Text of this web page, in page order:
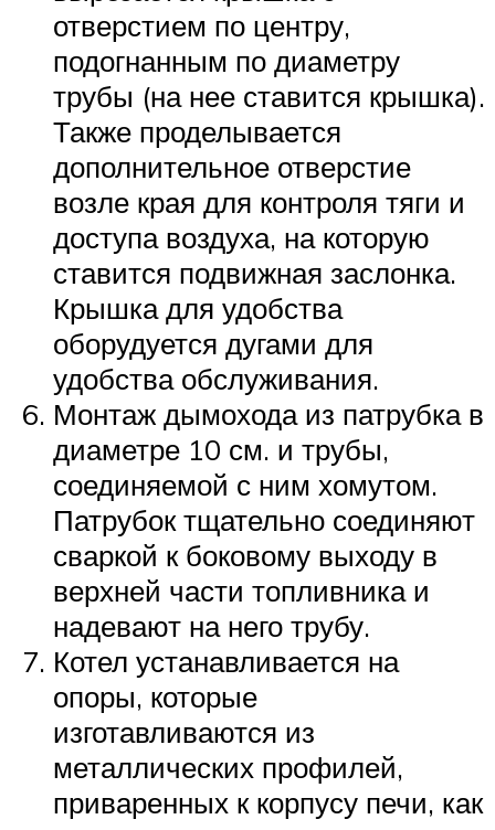
отверстием по центру,
подогнанным по диаметру
трубы (на нее ставится крышка).
Также проделывается
дополнительное отверстие
возле края для контроля тяги и
доступа воздуха, на которую
ставится подвижная заслонка.
Крышка для удобства
оборудуется дугами для
удобства обслуживания.
Монтаж дымохода из патрубка в
диаметре 10 см. и трубы,
соединяемой с ним хомутом.
Патрубок тщательно соединяют
сваркой к боковому выходу в
верхней части топливника и
надевают на него трубу.
Котел устанавливается на
опоры, которые
изготавливаются из
металлических профилей,
приваренных к корпусу печи, как